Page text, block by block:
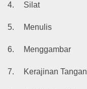
4. Silat
5. Menulis
6. Menggambar
7. Kerajinan Tangan